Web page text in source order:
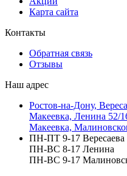
Карта сайта
Контакты
Обратная связь
Отзывы
Наш адрес
Ростов-на-Дону,
Макеевка, Ленина 52/
Макеевка,
ПН-ПТ 9-17 Вересаева
ПН-ВС 8-17 Ленина
ПН-ВС 9-17